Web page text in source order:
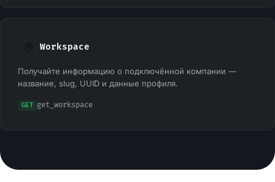
Workspace
Получайте информацию о подключённой компании —
название, slug, UUID и данные профиля.
GET get_workspace